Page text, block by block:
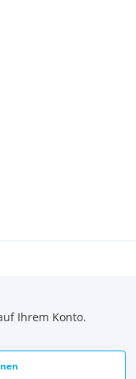
Ihrem Konto.